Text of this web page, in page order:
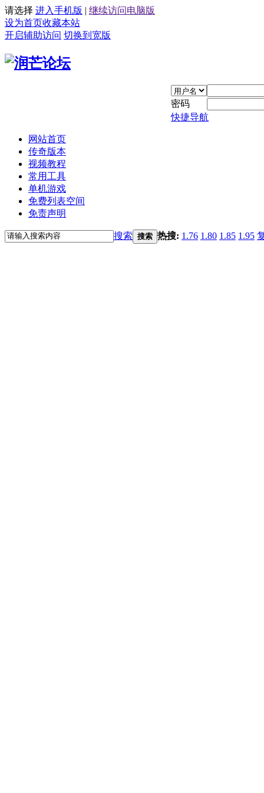
请选择 进入手机版 | 继续访问电脑版
设为首页收藏本站
开启辅助访问 切换到宽版
密码
快捷导航
网站首页
传奇版本
视频教程
常用工具
单机游戏
免费列表空间
免责声明
搜索 搜索 热搜: 1.76 1.80 1.85 1.95